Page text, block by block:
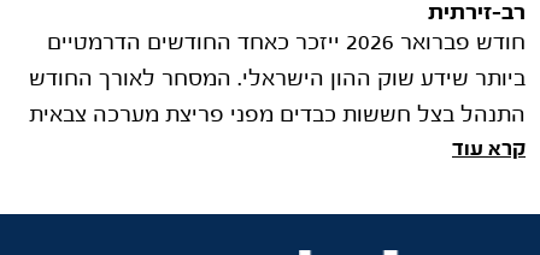
רב-זירתית
חודש פברואר 2026 ייזכר כאחד החודשים הדרמטיים
ביותר שידע שוק ההון הישראלי. המסחר לאורך החודש
התנהל בצל חששות כבדים מפני פריצת מערכה צבאית
ישירה בין ישראל וארה"ב לבין אי
קרא עוד